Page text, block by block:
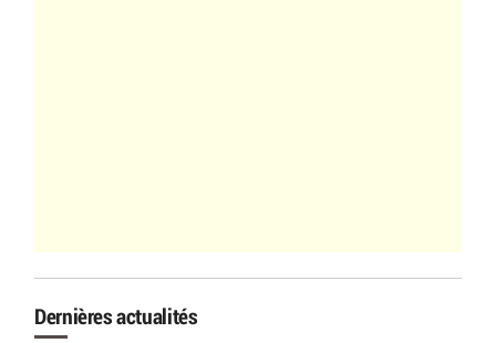
Dernières actualités